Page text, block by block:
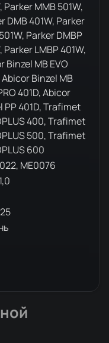
Parker MMB 501W,
DMB 401W, Parker
Parker DMBP
Parker LMBP 401W,
Binzel MB EVO
Abicor Binzel MB
401D, Abicor
PP 401D, Trafimet
400, Trafimet
500, Trafimet
600
ME0076